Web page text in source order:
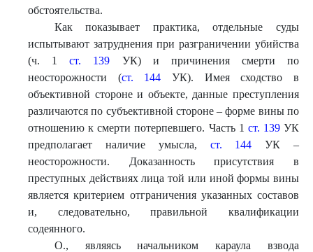
обстоятельства.
Как показывает практика, отдельные суды
испытывают затруднения при разграничении убийства
(ч. 1ст. 139 УК) и причинения смерти по
неосторожности (ст. 144 УК). Имея сходство в
объективной стороне и объекте, данные преступления
различаются по субъективной стороне – форме вины по
отношению к смерти потерпевшего. Часть 1 ст. 139УК
предполагает наличие умысла, ст. 144 УК –
неосторожности. Доказанность присутствия в
преступных действиях лица той или иной формы вины
является критерием отграничения указанных составов
и, следовательно, правильной квалификации
содеянного.
О., являясь начальником караула взвода